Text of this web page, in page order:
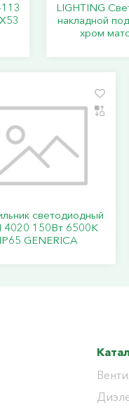
LIGHTING
накладной
хром
светодиодный
150Вт 6500К
IP65 GENERICA